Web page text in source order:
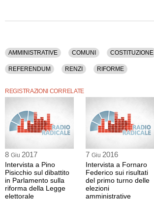
AMMINISTRATIVE COMUNI COSTITUZIONE
REFERENDUM RENZI RIFORME
REGISTRAZIONI CORRELATE
8 Giu 2017
Intervista a Pino
Pisicchio sul dibattito
in Parlamento sulla
riforma della Legge
elettorale
7 Giu 2016
Intervista a Fornaro
Federico sui risultati
del primo turno delle
elezioni
amministrative